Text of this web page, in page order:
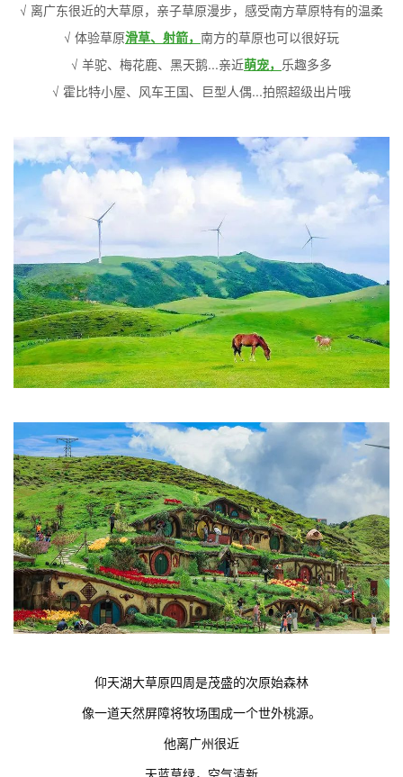
√ 离广东很近的大草原，亲子草原漫步，感受南方草原特有的温柔
√ 体验草原滑草、射箭， 南方的草原也可以很好玩
√ 羊驼、梅花鹿、黑天鹅...亲近萌宠， 乐趣多多
√ 霍比特小屋、风车王国、巨型人偶...拍照超级出片哦
仰天湖大草原四周是茂盛的次原始森林
像一道天然屏障将牧场围成一个世外桃源。
他离广州很近